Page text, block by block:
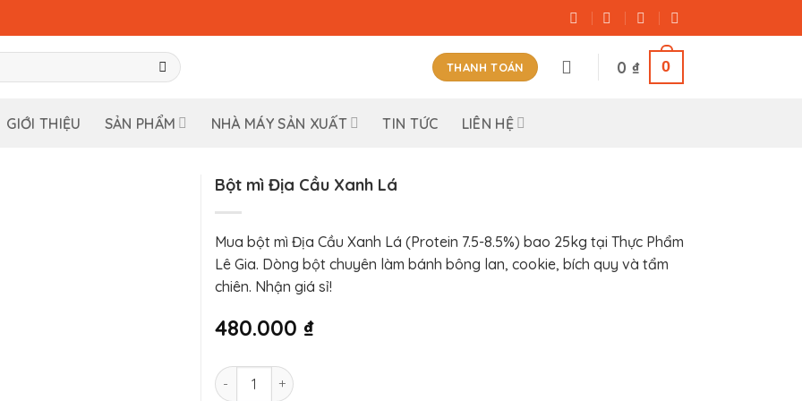
THANH TOÁN 0 ₫ 0
GIỚI THIỆU SẢN PHẨM NHÀ MÁY SẢN XUẤT TIN TỨC LIÊN HỆ
Bột mì Địa Cầu Xanh Lá
Mua bột mì Địa Cầu Xanh Lá (Protein 7.5-8.5%) bao 25kg tại Thực Phẩm
Lê Gia. Dòng bột chuyên làm bánh bông lan, cookie, bích quy và tẩm
chiên. Nhận giá sỉ!
480.000 ₫
Bột mì Địa Cầu Xanh Lá số lượng